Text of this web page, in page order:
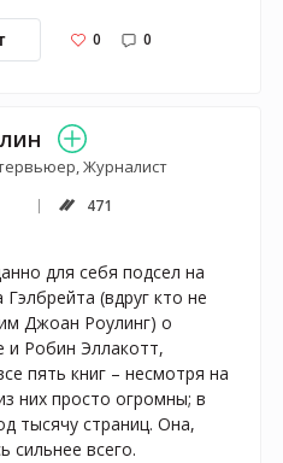
0 0
Журналист
471
для себя подсел на
(вдруг кто не
Джоан Роулинг) о
и Робин Эллакотт,
пять книг – несмотря на
них просто огромны; в
тысячу страниц. Она,
сильнее всего.